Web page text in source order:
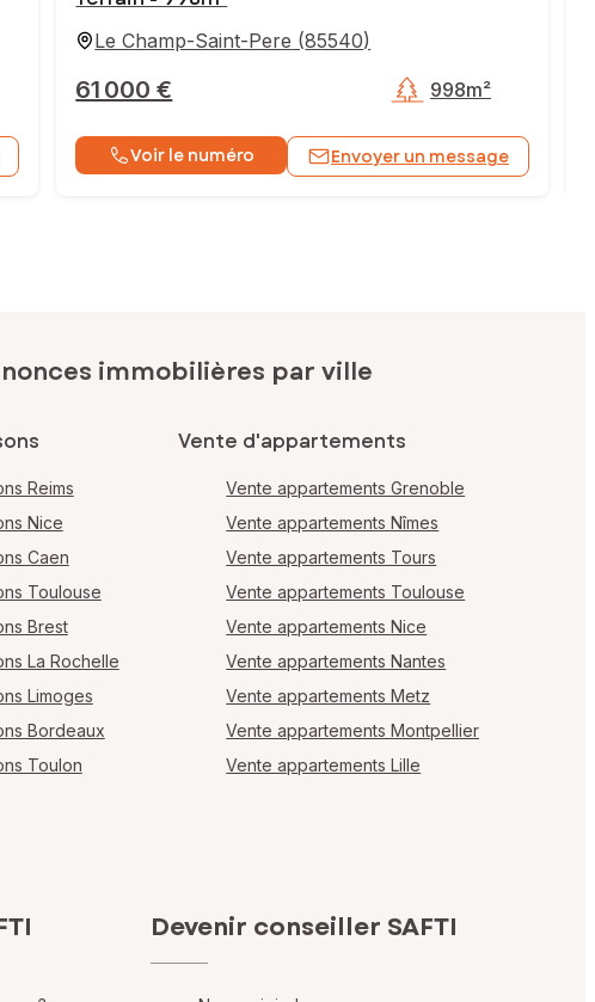
Le Champ-Saint-Pere (85540)
61 000 € 998m²
Voir le numéro Envoyer un message
immobilières par ville
Reims
Nice
Caen
Toulouse
Brest
La Rochelle
Limoges
Bordeaux
Toulon
Vente d'appartements
Vente appartements Grenoble
Vente appartements Nîmes
Vente appartements Tours
Vente appartements Toulouse
Vente appartements Nice
Vente appartements Nantes
Vente appartements Metz
Vente appartements Montpellier
Vente appartements Lille
Devenir conseiller SAFTI